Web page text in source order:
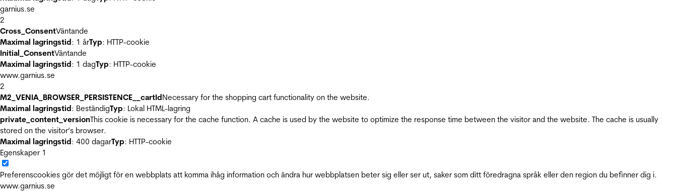
garnius.se
2
Cross_ConsentVäntande
Maximal lagringstid: 1 årTyp: HTTP-cookie
Initial_ConsentVäntande
Maximal lagringstid: 1 dagTyp: HTTP-cookie
www.garnius.se
2
M2_VENIA_BROWSER_PERSISTENCE__cartIdNecessary for the shopping cart functionality on the website.
Maximal lagringstid: BeständigTyp: Lokal HTML-lagring
private_content_versionThis cookie is necessary for the cache function. A cache is used by the website to optimize the response time between the visitor and the website. The cache is usually
stored on the visitor’s browser.
Maximal lagringstid: 400 dagarTyp: HTTP-cookie
Egenskaper 1
Preferenscookies gör det möjligt för en webbplats att komma ihåg information och ändra hur webbplatsen beter sig eller ser ut, saker som ditt föredragna språk eller den region du befinner dig i.
www.garnius.se